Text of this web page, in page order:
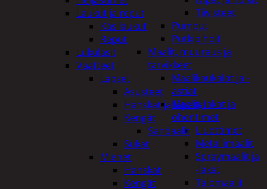
Tiivisteet
Pumput
Putkipihdit
Maalit, muuraus ja
tarvikkeet
Maalikaukalot ja -
astiat
Maalit, lakat ja
ohentimet
Liuottimet
Metallimaalit
Spraymaalit ja
-lakat
Talomaalit
Laukut ja reput
Käsilaukut
Reput
Lukulasit
Vaatteet
Lapset
Asusteet
Hanskat ja lapaset
Kengät
Sandaalit
Sukat
Miehet
Hanskat
Kengät